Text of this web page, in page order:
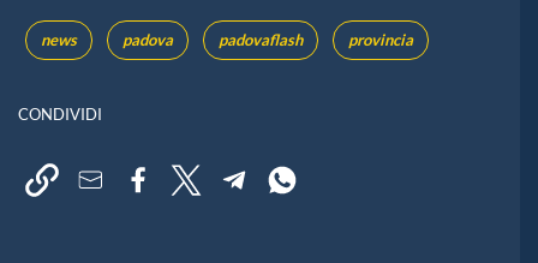
news padova padovaflash provincia
CONDIVIDI